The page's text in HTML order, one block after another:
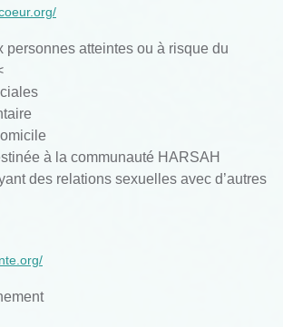
personnes atteintes ou à risque du
à la communauté HARSAH
des relations sexuelles avec d’autres